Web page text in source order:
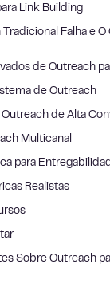
Link Building
Tradicional Falha e
de Outreach
de Outreach
de Alta
Multicanal
para
Realistas
Sobre Outreach